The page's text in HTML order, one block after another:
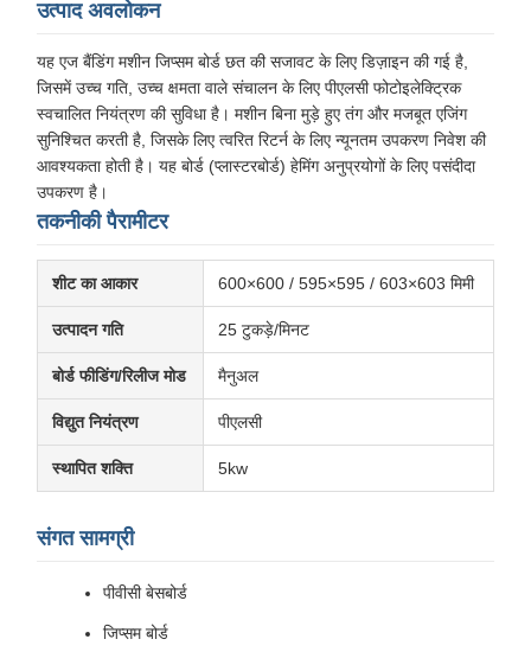
उत्पाद अवलोकन
यह एज बैंडिंग मशीन जिप्सम बोर्ड छत की सजावट के लिए डिज़ाइन की गई है,
जिसमें उच्च गति, उच्च क्षमता वाले संचालन के लिए पीएलसी फोटोइलेक्ट्रिक
स्वचालित नियंत्रण की सुविधा है। मशीन बिना मुड़े हुए तंग और मजबूत एजिंग
सुनिश्चित करती है, जिसके लिए त्वरित रिटर्न के लिए न्यूनतम उपकरण निवेश की
आवश्यकता होती है। यह बोर्ड (प्लास्टरबोर्ड) हेमिंग अनुप्रयोगों के लिए पसंदीदा
उपकरण है।
तकनीकी पैरामीटर
शीट का आकार 600×600 / 595×595 / 603×603 मिमी
उत्पादन गति 25 टुकड़े/मिनट
बोर्ड फीडिंग/रिलीज मोड मैनुअल
विद्युत नियंत्रण पीएलसी
स्थापित शक्ति 5kw
संगत सामग्री
पीवीसी बेसबोर्ड
जिप्सम बोर्ड